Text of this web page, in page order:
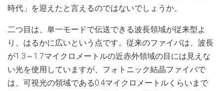
時代」を迎えたと言えるのではないでしょうか。
二つ目は、単一モードで伝送できる波長領域が従来型よ
り、はるかに広いという点です。従来のファイバは、波長
が1.3～1.7マイクロメートルの近赤外領域の目には見えな
い光を使用していますが、フォトニック結晶ファイバで
は、可視光の領域である0.4マイクロメートルくらいまで